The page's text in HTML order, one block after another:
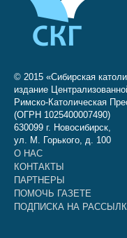
© 2015 «Сибирская
издание
Римско-Католическая
(ОГРН 1025400007490)
630099 г. Новосибирск,
ул. М. Горького, д. 100
О НАС
КОНТАКТЫ
ПАРТНЕРЫ
ПОМОЧЬ ГАЗЕТЕ
ПОДПИСКА НА